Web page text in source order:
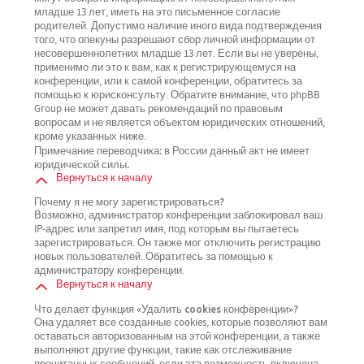
младше 13 лет, иметь на это письменное согласие
родителей. Допустимо наличие иного вида подтверждения
того, что опекуны разрешают сбор личной информации от
несовершеннолетних младше 13 лет. Если вы не уверены,
применимо ли это к вам, как к регистрирующемуся на
конференции, или к самой конференции, обратитесь за
помощью к юрисконсульту. Обратите внимание, что phpBB
Group не может давать рекомендаций по правовым
вопросам и не является объектом юридических отношений,
кроме указанных ниже.
Примечание переводчика: в России данный акт не имеет
юридической силы.
Вернуться к началу
Почему я не могу зарегистрироваться?
Возможно, администратор конференции заблокировал ваш
IP-адрес или запретил имя, под которым вы пытаетесь
зарегистрироваться. Он также мог отключить регистрацию
новых пользователей. Обратитесь за помощью к
администратору конференции.
Вернуться к началу
Что делает функция «Удалить cookies конференции»?
Она удаляет все созданные cookies, которые позволяют вам
оставаться авторизованным на этой конференции, а также
выполняют другие функции, такие как отслеживание